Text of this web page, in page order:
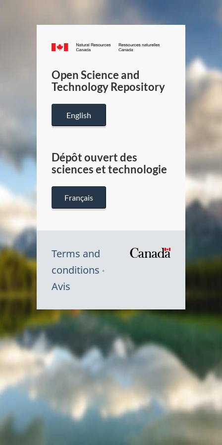
Canada.ca
/
Canada
Open Science and
Technology Repository
English
Dépôt ouvert des
sciences et technologie
Français
Terms and
conditions
Avis
Symbole
du